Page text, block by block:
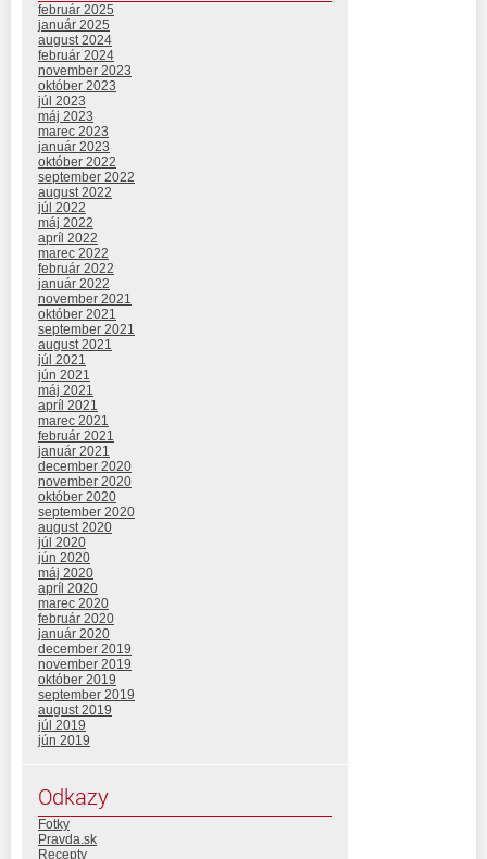
február 2025
január 2025
august 2024
február 2024
november 2023
október 2023
júl 2023
máj 2023
marec 2023
január 2023
október 2022
september 2022
august 2022
júl 2022
máj 2022
apríl 2022
marec 2022
február 2022
január 2022
november 2021
október 2021
september 2021
august 2021
júl 2021
jún 2021
máj 2021
apríl 2021
marec 2021
február 2021
január 2021
december 2020
november 2020
október 2020
september 2020
august 2020
júl 2020
jún 2020
máj 2020
apríl 2020
marec 2020
február 2020
január 2020
december 2019
november 2019
október 2019
september 2019
august 2019
júl 2019
jún 2019
Odkazy
Fotky
Pravda.sk
Recepty